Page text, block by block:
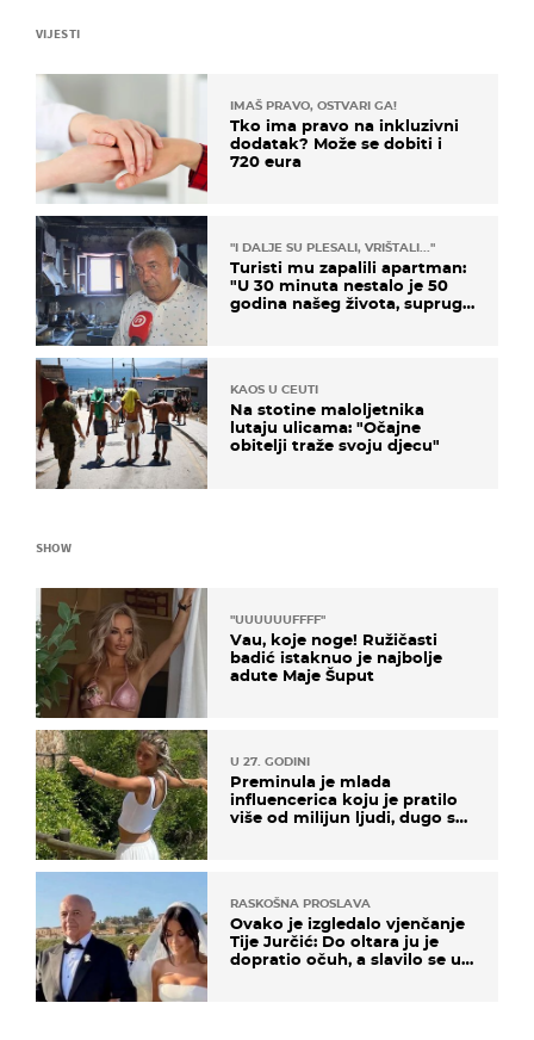
VIJESTI
IMAŠ PRAVO, OSTVARI GA!
Tko ima pravo na inkluzivni
dodatak? Može se dobiti i
720 eura
"I DALJE SU PLESALI, VRIŠTALI..."
Turisti mu zapalili apartman:
"U 30 minuta nestalo je 50
godina našeg života, supruga
KAOS U CEUTI
Na stotine maloljetnika
lutaju ulicama: "Očajne
obitelji traže svoju djecu"
SHOW
"UUUUUUFFFF"
Vau, koje noge! Ružičasti
badić istaknuo je najbolje
adute Maje Šuput
U 27. GODINI
Preminula je mlada
influencerica koju je pratilo
više od milijun ljudi, dugo se
RASKOŠNA PROSLAVA
Ovako je izgledalo vjenčanje
Tije Jurčić: Do oltara ju je
dopratio očuh, a slavilo se uz